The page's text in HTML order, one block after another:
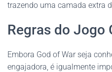
trazendo uma camada extra
Regras do Jogo
Embora God of War seja
engajadora, é igualmente